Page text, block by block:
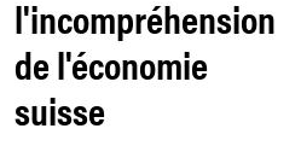
l'incompréhension
de l'économie
suisse